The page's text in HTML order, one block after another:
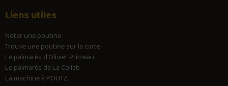
Liens utiles
Noter une poutine
Trouve une poutine sur la carte
Le palmarès d’Olivier Primeau
Le palmarès de La Collab
La machine à POUTZ